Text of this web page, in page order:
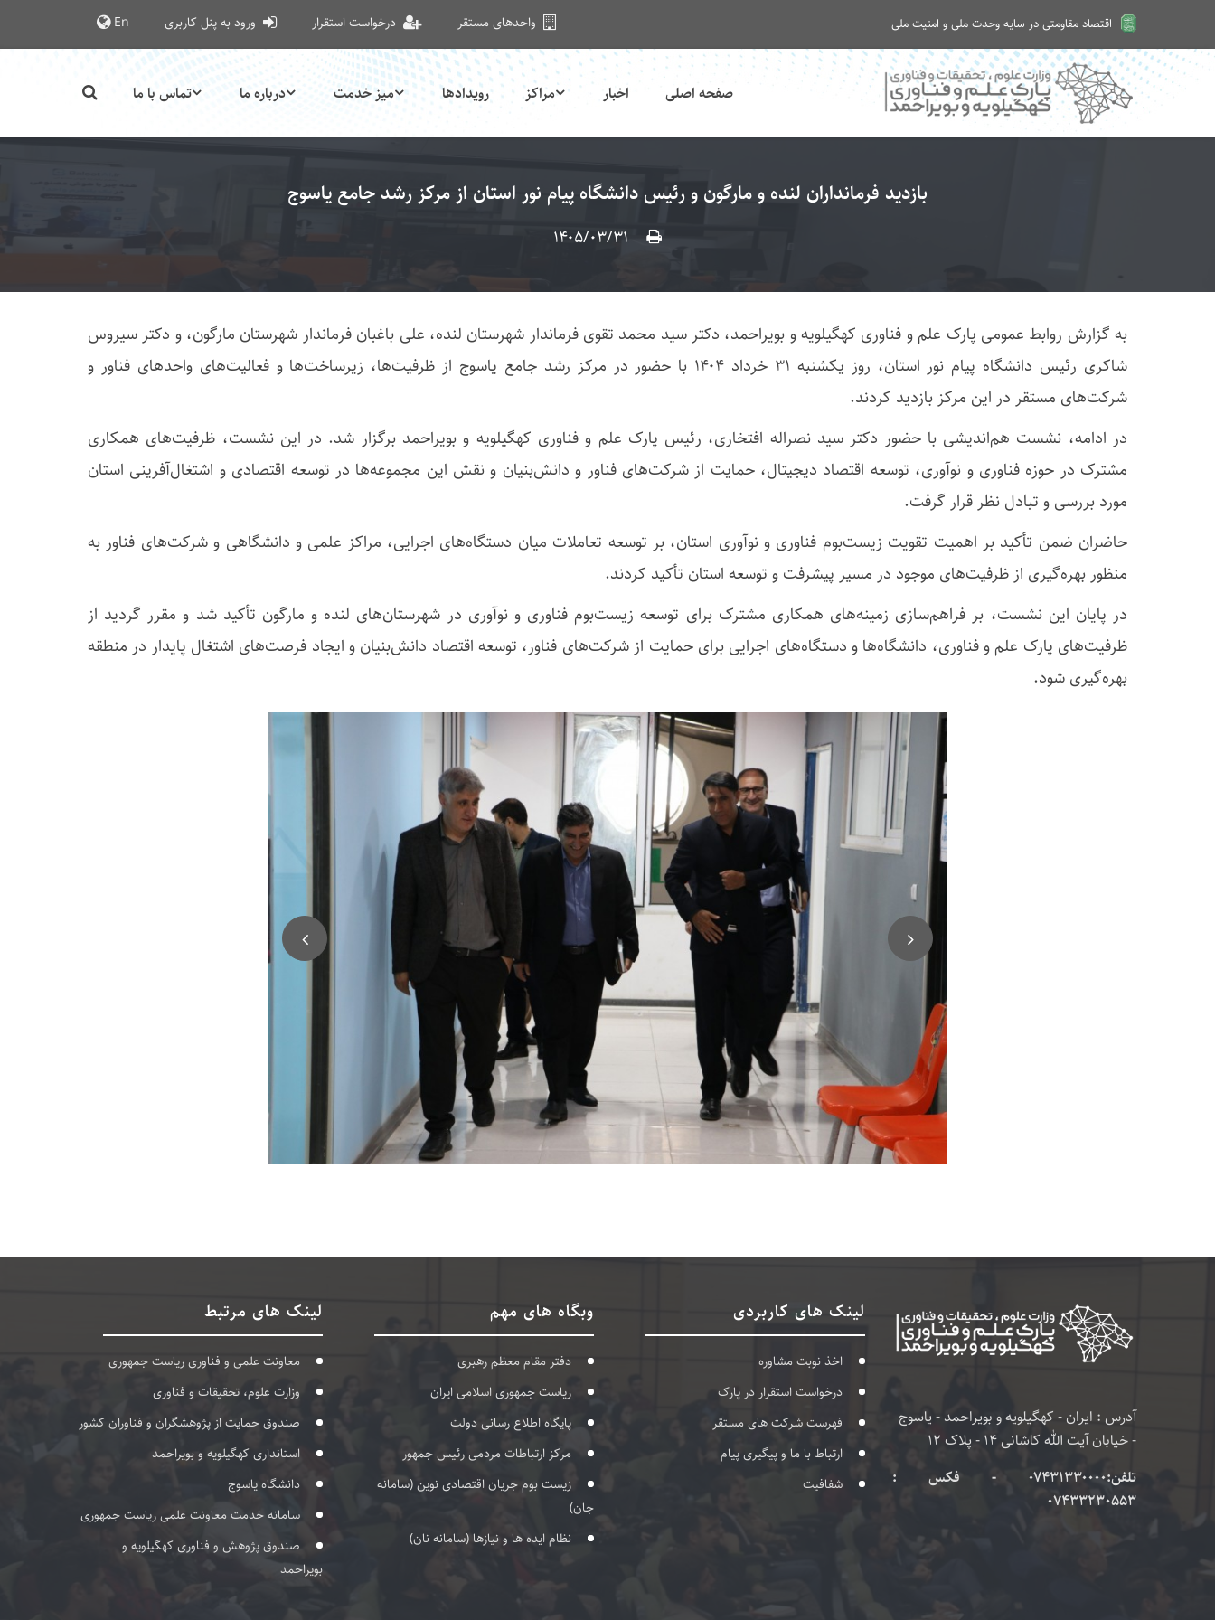
اقتصاد مقاومتی در سایه وحدت ملی و امنیت ملی
امروز شنبه ۱۷ مرداد ۱۴۰۵
واحدهای مستقر درخواست استقرار ورود به پنل کاربری En
صفحه اصلی اخبار مراکز رویدادها میز خدمت درباره ما تماس با ما
بازدید فرمانداران لنده و مارگون و رئیس دانشگاه پیام نور استان از مرکز رشد جامع یاسوج
۱۴۰۵/۰۳/۳۱
به گزارش روابط عمومی پارک علم و فناوری کهگیلویه و بویراحمد، دکتر سید محمد تقوی فرماندار شهرستان لنده، علی باغبان فرماندار شهرستان مارگون، و دکتر سیروس
شاکری رئیس دانشگاه پیام نور استان، روز یکشنبه ۳۱ خرداد ۱۴۰۴ با حضور در مرکز رشد جامع یاسوج از ظرفیت‌ها، زیرساخت‌ها و فعالیت‌های واحدهای فناور و
شرکت‌های مستقر در این مرکز بازدید کردند.
در ادامه، نشست هم‌اندیشی با حضور دکتر سید نصراله افتخاری، رئیس پارک علم و فناوری کهگیلویه و بویراحمد برگزار شد. در این نشست، ظرفیت‌های همکاری
مشترک در حوزه فناوری و نوآوری، توسعه اقتصاد دیجیتال، حمایت از شرکت‌های فناور و دانش‌بنیان و نقش این مجموعه‌ها در توسعه اقتصادی و اشتغال‌آفرینی استان
مورد بررسی و تبادل نظر قرار گرفت.
حاضران ضمن تأکید بر اهمیت تقویت زیست‌بوم فناوری و نوآوری استان، بر توسعه تعاملات میان دستگاه‌های اجرایی، مراکز علمی و دانشگاهی و شرکت‌های فناور به
منظور بهره‌گیری از ظرفیت‌های موجود در مسیر پیشرفت و توسعه استان تأکید کردند.
در پایان این نشست، بر فراهم‌سازی زمینه‌های همکاری مشترک برای توسعه زیست‌بوم فناوری و نوآوری در شهرستان‌های لنده و مارگون تأکید شد و مقرر گردید از
ظرفیت‌های پارک علم و فناوری، دانشگاه‌ها و دستگاه‌های اجرایی برای حمایت از شرکت‌های فناور، توسعه اقتصاد دانش‌بنیان و ایجاد فرصت‌های اشتغال پایدار در منطقه
بهره‌گیری شود.
آدرس : ایران - کهگیلویه و بویراحمد - یاسوج
- خیابان آیت الله کاشانی 14 - پلاک 12
تلفن:۰۷۴۳۱۳۳۰۰۰۰ - فکس :
07433230553
لینک های کاربردی
اخذ نوبت مشاوره
درخواست استقرار در پارک
فهرست شرکت های مستقر
ارتباط با ما و پیگیری پیام
شفافیت
وبگاه های مهم
دفتر مقام معظم رهبری
ریاست جمهوری اسلامی ایران
پایگاه اطلاع رسانی دولت
مرکز ارتباطات مردمی رئیس جمهور
زیست بوم جریان اقتصادی نوین (سامانه
جان)
نظام ایده ها و نیازها (سامانه نان)
لینک های مرتبط
معاونت علمی و فناوری ریاست جمهوری
وزارت علوم، تحقیقات و فناوری
صندوق حمایت از پژوهشگران و فناوران کشور
استانداری کهگیلویه و بویراحمد
دانشگاه یاسوج
سامانه خدمت معاونت علمی ریاست جمهوری
صندوق پژوهش و فناوری کهگیلویه و
بویراحمد